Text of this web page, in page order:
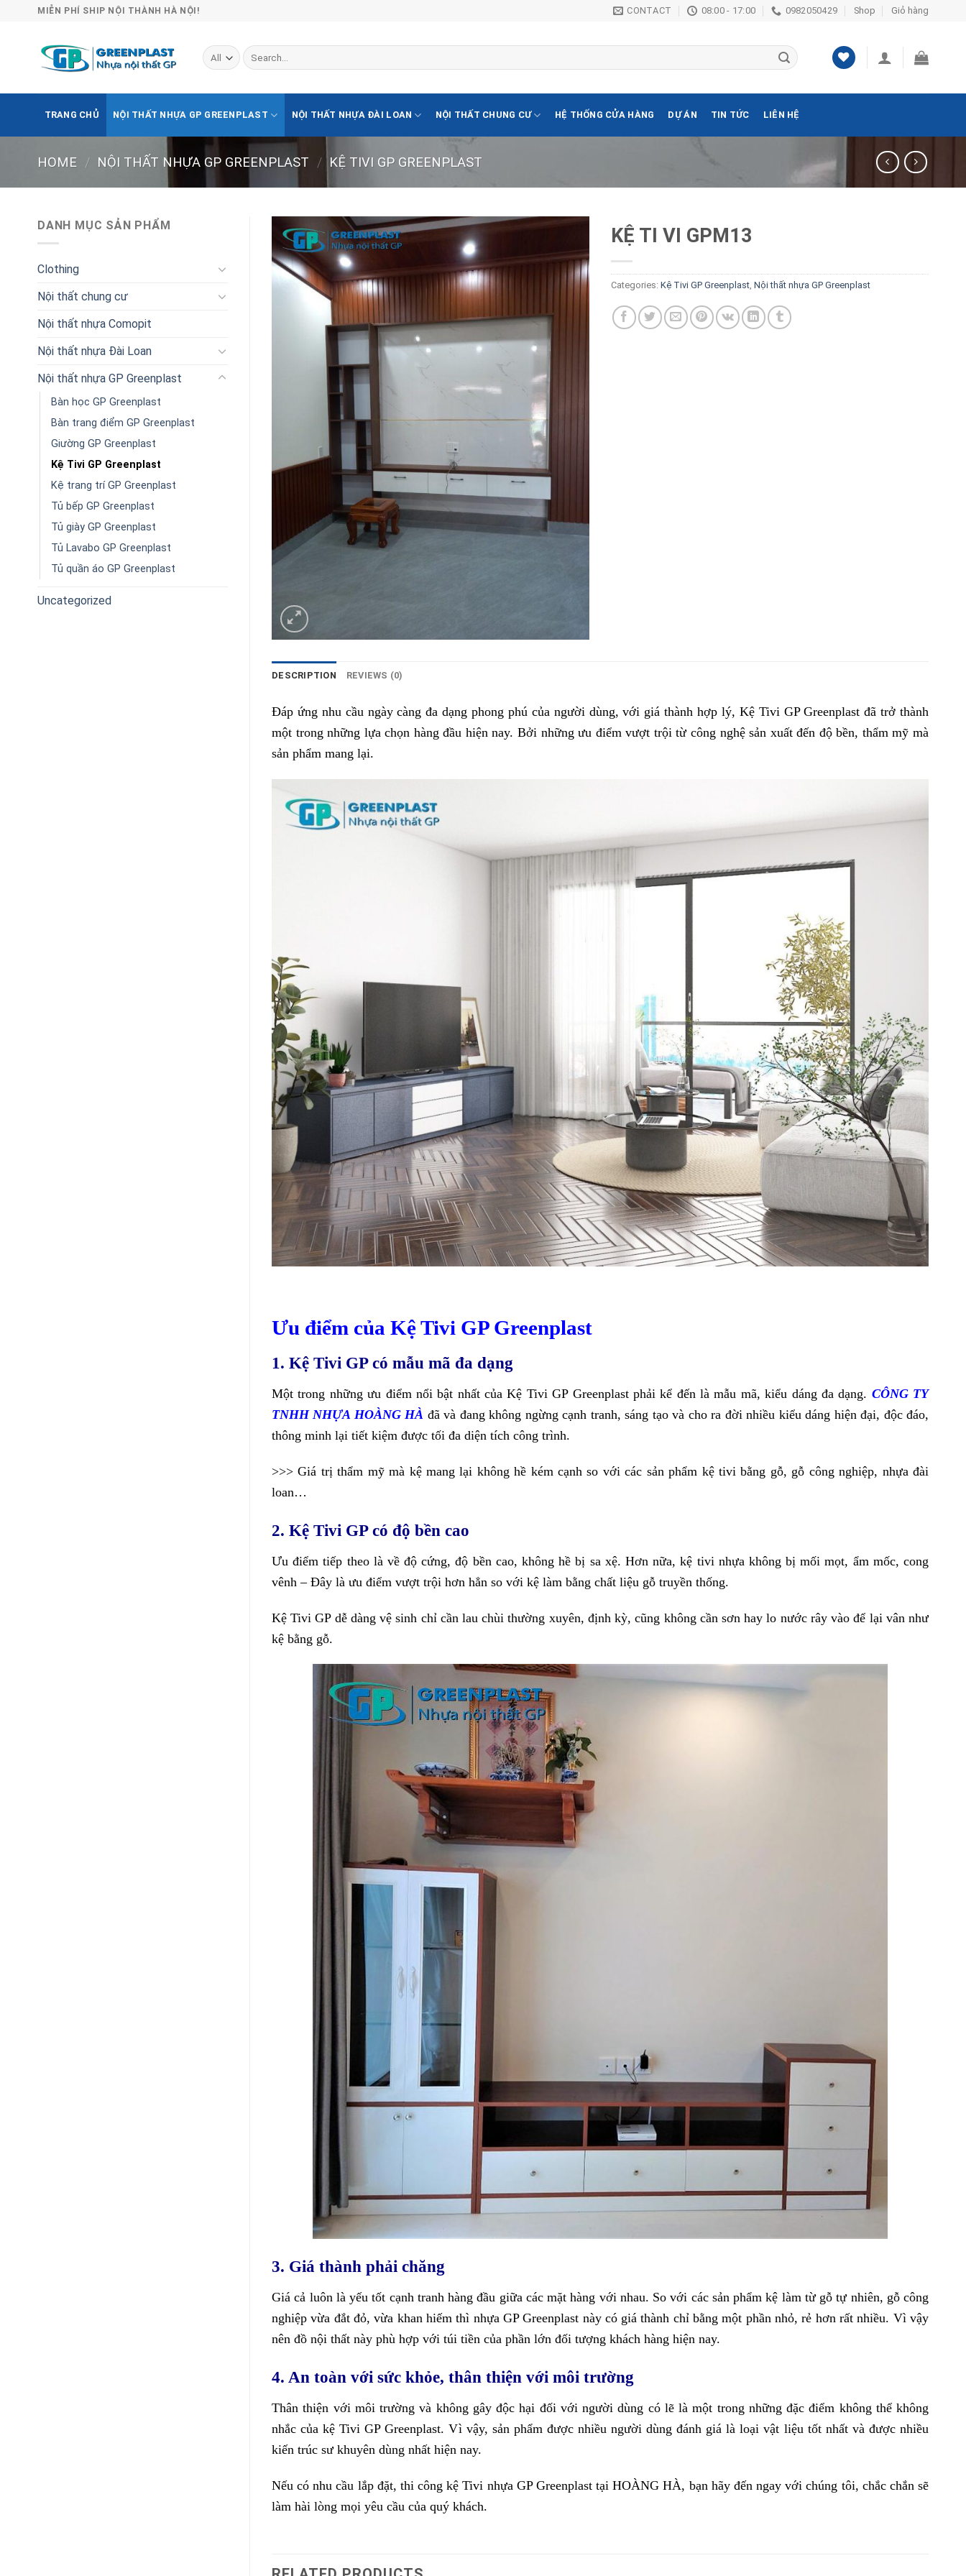
MIỄN PHÍ SHIP NỘI THÀNH HÀ NỘI! CONTACT 08:00 - 17:00 0982050429 Shop Giỏ hàng
Search
for:
TRANG CHỦ NỘI THẤT NHỰA GP GREENPLAST NỘI THẤT NHỰA ĐÀI LOAN NỘI THẤT CHUNG CƯ HỆ THỐNG CỬA HÀNG DỰ ÁN TIN TỨC LIÊN HỆ
HOME / NỘI THẤT NHỰA GP GREENPLAST / KỆ TIVI GP GREENPLAST
DANH MỤC SẢN PHẨM
Clothing
Nội thất chung cư
Nội thất nhựa Comopit
Nội thất nhựa Đài Loan
Nội thất nhựa GP Greenplast
Bàn học GP Greenplast
Bàn trang điểm GP Greenplast
Giường GP Greenplast
Kệ Tivi GP Greenplast
Kệ trang trí GP Greenplast
Tủ bếp GP Greenplast
Tủ giày GP Greenplast
Tủ Lavabo GP Greenplast
Tủ quần áo GP Greenplast
Uncategorized
Lưu
vào
danh
KỆ TI VI GPM13
Categories: Kệ Tivi GP Greenplast, Nội thất nhựa GP Greenplast
DESCRIPTION REVIEWS (0)
Đáp ứng nhu cầu ngày càng đa dạng phong phú của người dùng, với giá thành hợp lý, Kệ Tivi GP Greenplast đã trở thành
một trong những lựa chọn hàng đầu hiện nay. Bởi những ưu điểm vượt trội từ công nghệ sản xuất đến độ bền, thẩm mỹ mà
sản phẩm mang lại.
Ưu điểm của Kệ Tivi GP Greenplast
1. Kệ Tivi GP có mẫu mã đa dạng
Một trong những ưu điểm nổi bật nhất của Kệ Tivi GP Greenplast phải kể đến là mẫu mã, kiểu dáng đa dạng. CÔNG TY
TNHH NHỰA HOÀNG HÀ đã và đang không ngừng cạnh tranh, sáng tạo và cho ra đời nhiều kiểu dáng hiện đại, độc đáo,
thông minh lại tiết kiệm được tối đa diện tích công trình.
>>> Giá trị thẩm mỹ mà kệ mang lại không hề kém cạnh so với các sản phẩm kệ tivi bằng gỗ, gỗ công nghiệp, nhựa đài
loan…
2. Kệ Tivi GP có độ bền cao
Ưu điểm tiếp theo là về độ cứng, độ bền cao, không hề bị sa xệ. Hơn nữa, kệ tivi nhựa không bị mối mọt, ẩm mốc, cong
vênh – Đây là ưu điểm vượt trội hơn hẳn so với kệ làm bằng chất liệu gỗ truyền thống.
Kệ Tivi GP dễ dàng vệ sinh chỉ cần lau chùi thường xuyên, định kỳ, cũng không cần sơn hay lo nước rây vào để lại vân như
kệ bằng gỗ.
3. Giá thành phải chăng
Giá cả luôn là yếu tốt cạnh tranh hàng đầu giữa các mặt hàng với nhau. So với các sản phẩm kệ làm từ gỗ tự nhiên, gỗ công
nghiệp vừa đắt đỏ, vừa khan hiếm thì nhựa GP Greenplast này có giá thành chỉ bằng một phần nhỏ, rẻ hơn rất nhiều. Vì vậy
nên đồ nội thất này phù hợp với túi tiền của phần lớn đối tượng khách hàng hiện nay.
4. An toàn với sức khỏe, thân thiện với môi trường
Thân thiện với môi trường và không gây độc hại đối với người dùng có lẽ là một trong những đặc điểm không thể không
nhắc của kệ Tivi GP Greenplast. Vì vậy, sản phẩm được nhiều người dùng đánh giá là loại vật liệu tốt nhất và được nhiều
kiến trúc sư khuyên dùng nhất hiện nay.
Nếu có nhu cầu lắp đặt, thi công kệ Tivi nhựa GP Greenplast tại HOÀNG HÀ, bạn hãy đến ngay với chúng tôi, chắc chắn sẽ
làm hài lòng mọi yêu cầu của quý khách.